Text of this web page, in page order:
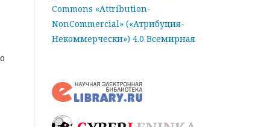
Commons «Attribution-
NonCommercial» («Атрибуция-
Некоммерчески») 4.0 Всемирная